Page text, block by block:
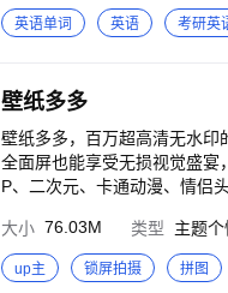
并发布于国际数据挖掘顶级期
ory》 「这里有：科学高效的抗遗忘算法、精彩美妙的单词内容、简洁的操作，实实在在帮你高效规划海量词汇记
记忆持久度，分析你的遗忘
记忆。 【完美配合知名词汇书籍】 墨墨背单词尊重权威的实体词汇书籍，全面兼容知名的实体书籍的同步学习，词库
实时更新，不管是小初高、
心所学词汇范围的权威性。 【简洁且极佳的单词内容】 墨墨背单词，为每一个单词都精心准备了简明扼要的释义、最
具意境的例句和最佳的助记，单词内容的精细度远超
正做到过目难忘。 【一目了然学习情况统计】 墨墨背单词以图表的方式记录了你复习的情况，并配合丰富的奖励策略
有效地督促你更好地坚持复习
*学习情况：你每天复习了多
英语单词 英语 考研英
壁纸多多
壁纸多多，百万超高清无水印的主题桌
全面屏也能享受无损视觉盛宴，让你的手机桌
P、二次元、卡通动漫、情侣头像、明星
面儿——>壁纸多多主题皮肤，
即刻获取！ ·创建圈子尽情嗨聊——>加入兴趣相投的圈子，跟圈友们畅所欲言吧！酷炫入场特效加持，你就是最靓的
仔！精美礼物送给心仪的她/他，拉近彼此距离。 ·支持原创设计师入
大小 76.03M 类型 主题个
up主 锁屏拍摄 拼图